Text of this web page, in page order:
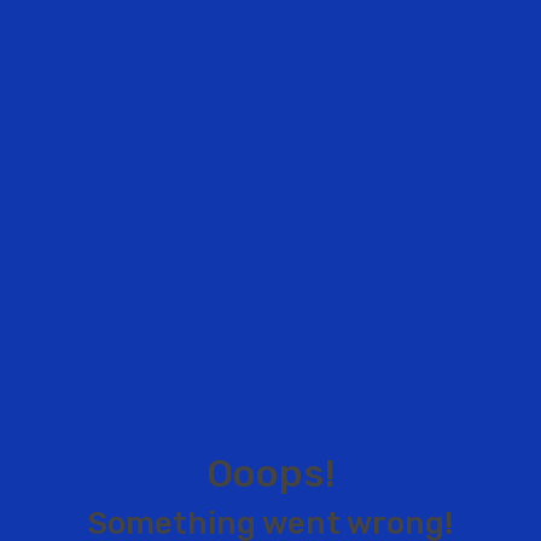
Ooops!
Something went wrong!